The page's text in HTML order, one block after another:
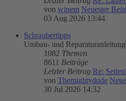
von winem Neuester
03 Aug 2026 13:44
Schraubertipps
Umbau- und
1082 Themen
8611 Beiträge
Letzter Beitrag Re:
von Themightydude
30 Jul 2026 14:32